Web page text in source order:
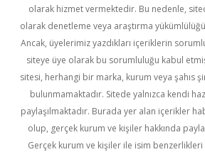
olarak hizmet vermektedir. Bu nedenle,
olarak denetleme veya araştırma
Ancak, üyelerimiz yazdıkları içeriklerin
siteye üye olarak bu sorumluluğu kabul
sitesi, herhangi bir marka, kurum veya şahıs
bulunmamaktadır. Sitede yalnızca kendi
paylaşılmaktadır. Burada yer alan içerikler
olup, gerçek kurum ve kişiler hakkında
Gerçek kurum ve kişiler ile isim